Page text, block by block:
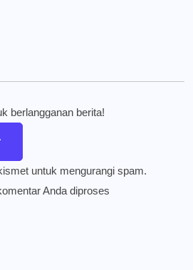
berlangganan berita!
untuk mengurangi spam.
Anda diproses